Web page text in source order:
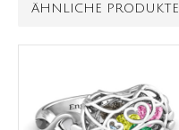
ÄHNLICHE PRODUKTE